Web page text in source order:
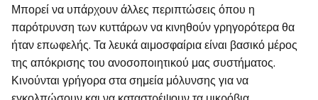
Μπορεί να υπάρχουν άλλες περιπτώσεις όπου η
παρότρυνση των κυττάρων να κινηθούν γρηγορότερα θα
ήταν επωφελής. Τα λευκά αιμοσφαίρια είναι βασικό μέρος
της απόκρισης του ανοσοποιητικού μας συστήματος.
Κινούνται γρήγορα στα σημεία μόλυνσης για να